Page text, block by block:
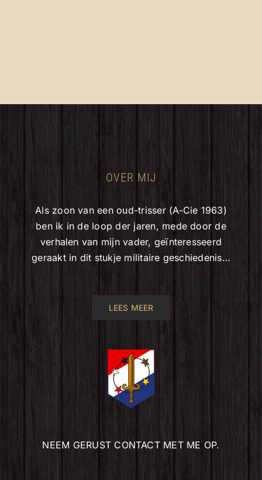
OVER MIJ
Als zoon van een oud-trisser (A-Cie 1963)
ben ik in de loop der jaren, mede door de
verhalen van mijn vader, geïnteresseerd
geraakt in dit stukje militaire geschiedenis…
LEES MEER
NEEM GERUST CONTACT MET ME OP.